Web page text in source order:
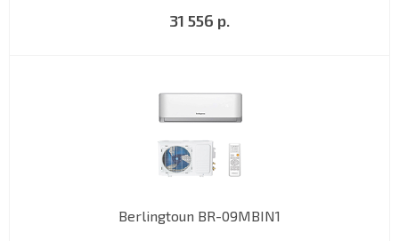
31 556 р.
Berlingtoun BR-09MBIN1